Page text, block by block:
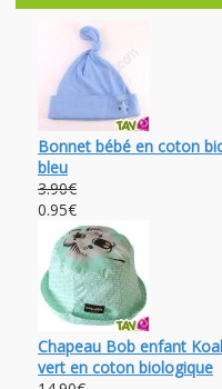
Bonnet bébé en coton
bleu
3.90€
0.95€
Chapeau Bob enfant
vert en coton biologique